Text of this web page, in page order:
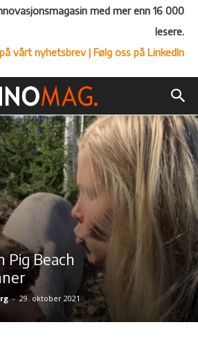
med mer enn 16 000
lesere.
vårt nyhetsbrev| Følg oss på LinkedIn
Pig Beach
- 29. oktober 2021